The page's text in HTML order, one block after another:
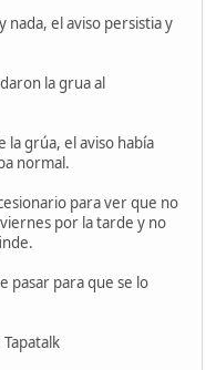
el aviso persistia y
la grua al
la grúa, el aviso había
normal.
para ver que no
por la tarde y no
pasar para que se lo